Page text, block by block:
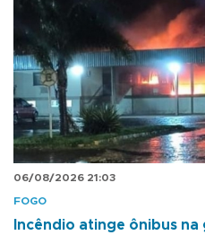
06/08/2026 21:03
FOGO
Incêndio atinge ônibus na